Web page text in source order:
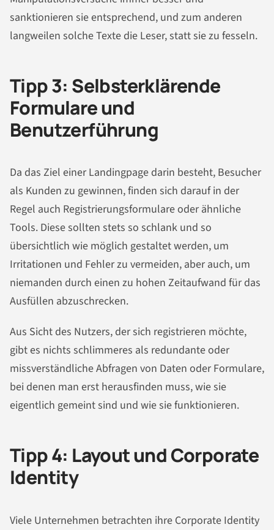
sanktionieren sie entsprechend, und zum anderen
langweilen solche Texte die Leser, statt sie zu fesseln.
Tipp 3: Selbsterklärende
Formulare und
Benutzerführung
Da das Ziel einer Landingpage darin besteht, Besucher
als Kunden zu gewinnen, finden sich darauf in der
Regel auch Registrierungsformulare oder ähnliche
Tools. Diese sollten stets so schlank und so
übersichtlich wie möglich gestaltet werden, um
Irritationen und Fehler zu vermeiden, aber auch, um
niemanden durch einen zu hohen Zeitaufwand für das
Ausfüllen abzuschrecken.
Aus Sicht des Nutzers, der sich registrieren möchte,
gibt es nichts schlimmeres als redundante oder
missverständliche Abfragen von Daten oder Formulare,
bei denen man erst herausfinden muss, wie sie
eigentlich gemeint sind und wie sie funktionieren.
Tipp 4: Layout und Corporate
Identity
Viele Unternehmen betrachten ihre Corporate Identity